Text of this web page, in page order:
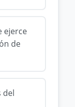
ejerce
de
del